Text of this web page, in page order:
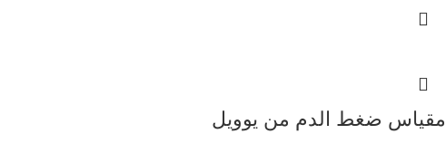
مقياس ضغط الدم من يوويل